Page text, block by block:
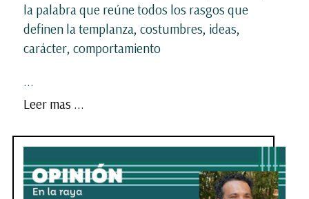
la palabra que reúne todos los rasgos que
definen la templanza, costumbres, ideas,
carácter, comportamiento
...
Leer mas ...